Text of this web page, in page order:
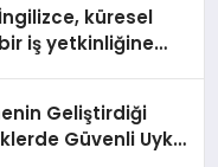
küresel
iş yetkinliğine
Geliştirdiği
Güvenli Uyku